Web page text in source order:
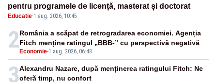
pentru programele de licență, masterat și doctorat
Educatie·1 aug. 2026, 10:45
2 Economie-1 aug. 2026, 06:48
România a scăpat de retrogradarea economiei. Agenția
Fitch menține ratingul „BBB-” cu perspectivă negativă
3Alexandru Nazare, după menținerea ratingului Fitch: Ne
oferă timp, nu confort